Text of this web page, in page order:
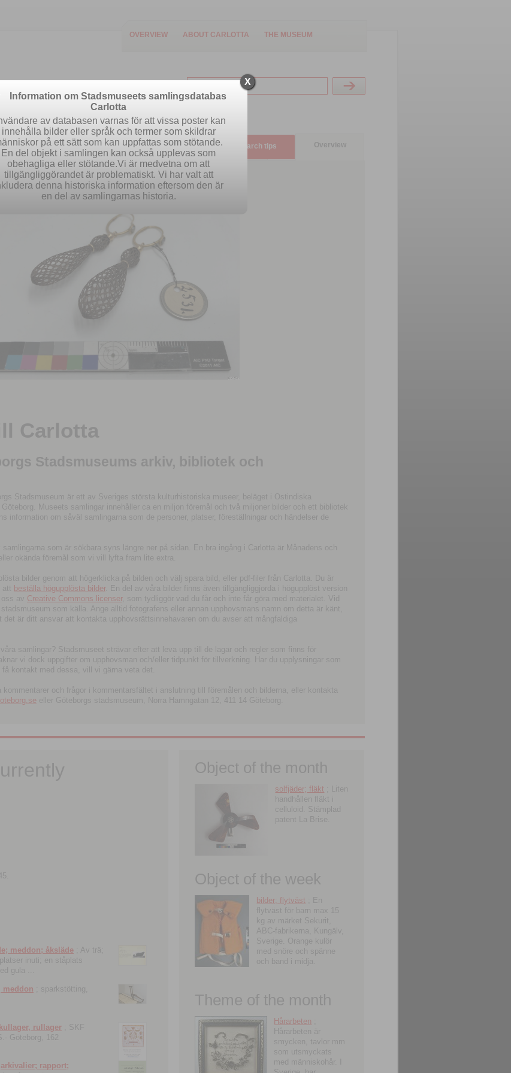
OVERVIEW ABOUT CARLOTTA THE MUSEUM
Easy search Advanced search Search tips Overview
Carlotta
Stadsmuseums arkiv, bibliotek och
Stadsmuseum är ett av Sveriges största kulturhistoriska museer, beläget i Ostindiska
Museets samlingar innehåller ca en miljon föremål och två miljoner bilder och ett bibliotek
information om såväl samlingarna som de personer, platser, föreställningar och händelser de
som är sökbara syns längre ner på sidan. En bra ingång i Carlotta är Månadens och
okända föremål som vi vill lyfta fram lite extra.
bilder genom att högerklicka på bilden och välj spara bild, eller pdf-filer från Carlotta. Du är
att
beställa högupplösta bilder. En del av våra bilder finns även tillgängliggjorda i högupplöst version
oss av Creative Commons licenser, som tydliggör vad du får och inte får göra med materialet. Vid
som källa. Ange alltid fotografens eller annan upphovsmans namn om detta är känt,
det är ditt ansvar att kontakta upphovsrättsinnehavaren om du avser att mångfaldiga
samlingar? Stadsmuseet strävar efter att leva upp till de lagar och regler som finns för
vi dock uppgifter om upphovsman och/eller tidpunkt för tillverkning. Har du upplysningar som
kontakt med dessa, vill vi gärna veta det.
och frågor i kommentarsfältet i anslutning till föremålen och bilderna, eller kontakta
eller Göteborgs stadsmuseum, Norra Hamngatan 12, 411 14 Göteborg.
meddon; åksläde ; Av trä;
inuti; en ståplats
gula ...
meddon ; sparkstötting,
rullager ; SKF
Göteborg, 162
arkivalier; rapport;
Object of the month
solfjäder; fläkt ; Liten
handhållen fläkt i
celluloid. Stämplad
patent La Brise.
Object of the week
bilder; flytväst ; En
flytväst för barn max 15
kg av märket Sekurit,
ABC-fabrikerna, Kungälv,
Sverige. Orange kulör
med snöre och spänne
och band i midja.
Theme of the month
Hårarbeten
Hårarbeten är
smycken, tavlor mm
som utsmyckats
med människohår. I
X
Information om Stadsmuseets samlingsdatabas
Carlotta
av databasen varnas för att vissa poster kan
innehålla bilder eller språk och termer som skildrar
på ett sätt som kan uppfattas som stötande.
En del objekt i samlingen kan också upplevas som
obehagliga eller stötande.Vi är medvetna om att
tillgängliggörandet är problematiskt. Vi har valt att
denna historiska information eftersom den är
en del av samlingarnas historia.